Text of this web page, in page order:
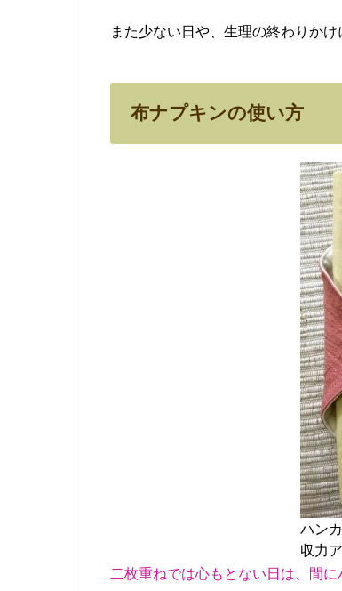
また少ない日や、生理の終わりか
布ナプキンの使い方
ハン
収力
二枚重ねでは心もとない日は、間